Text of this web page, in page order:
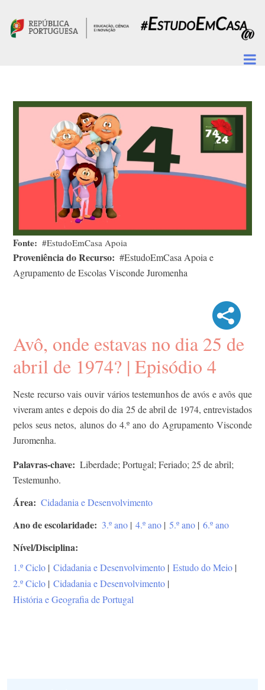
Fonte #EstudoEmCasa Apoia
Proveniência do Recurso
#EstudoEmCasa Apoia e
Agrupamento de Escolas Visconde Juromenha
Avô, onde estavas no dia 25 de
abril de 1974? | Episódio 4
Neste recurso vais ouvir vários testemunhos de avós e avôs que
viveram antes e depois do dia 25 de abril de 1974, entrevistados
pelos seus netos, alunos do 4.º ano do Agrupamento Visconde
Juromenha.
Palavras-chave
Liberdade; Portugal; Feriado; 25 de abril;
Testemunho.
Área Cidadania e Desenvolvimento
Ano de escolaridade 3.º ano | 4.º ano | 5.º ano | 6.º ano
Nível/Disciplina
1.º Ciclo | Cidadania e Desenvolvimento | Estudo do Meio |
2.º Ciclo | Cidadania e Desenvolvimento |
História e Geografia de Portugal